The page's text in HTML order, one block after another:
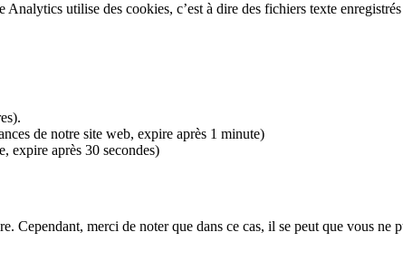
utilise des cookies, c’est à dire des fichiers texte
de notre site web, expire après 1 minute)
expire après 30 secondes)
merci de noter que dans ce cas, il se peut que vous ne